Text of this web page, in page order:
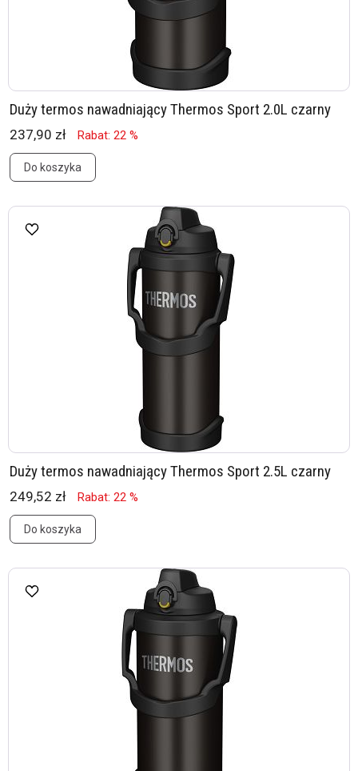
Duży termos nawadniający Thermos Sport 2.0L czarny
237,90 zł Rabat: 22 %
Do koszyka
Duży termos nawadniający Thermos Sport 2.5L czarny
249,52 zł Rabat: 22 %
Do koszyka